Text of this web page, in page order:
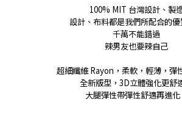
100% MIT 台灣設計、製
設計、布料都是我們所配合的
千萬不能錯過
辣男友也要辣自己
超細纖維 Rayon，柔軟，輕薄，彈
全新版型，3D立體強化更舒
大腿彈性帶彈性舒適再進化